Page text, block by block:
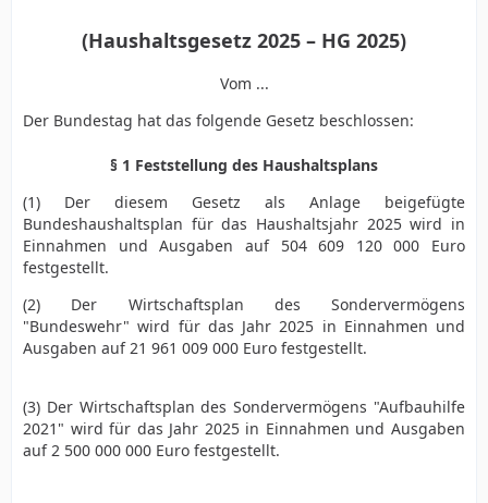
(Haushaltsgesetz 2025 – HG 2025)
Vom ...
Der Bundestag hat das folgende Gesetz beschlossen:
§ 1 Feststellung des Haushaltsplans
(1) Der diesem Gesetz als Anlage beigefügte
Bundeshaushaltsplan für das Haushaltsjahr 2025 wird in
Einnahmen und Ausgaben auf 504 609 120 000 Euro
festgestellt.
(2) Der Wirtschaftsplan des Sondervermögens
"Bundeswehr" wird für das Jahr 2025 in Einnahmen und
Ausgaben auf 21 961 009 000 Euro festgestellt.
(3) Der Wirtschaftsplan des Sondervermögens "Aufbauhilfe
2021" wird für das Jahr 2025 in Einnahmen und Ausgaben
auf 2 500 000 000 Euro festgestellt.